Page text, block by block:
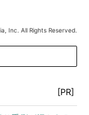
Inc. All Rights Reserved.
[PR]